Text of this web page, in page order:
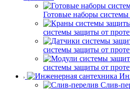
Готовые наборы
системы защиты от
системы защиты от
системы защиты от
Слив-